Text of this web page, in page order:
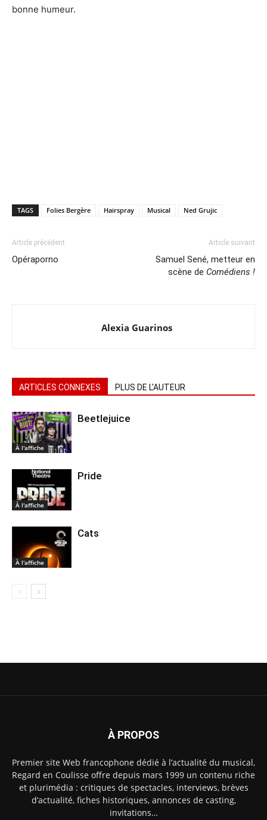
bonne humeur.
TAGS Folies Bergère Hairspray Musical Ned Grujic
Article précédent
Opéraporno
Article suivant
Samuel Sené, metteur en
scène de Comédiens !
Alexia Guarinos
ARTICLES CONNEXES PLUS DE L'AUTEUR
À l'affiche
Beetlejuice
À l'affiche
Pride
À l'affiche
Cats
À PROPOS
Premier site Web francophone dédié à l’actualité du musical,
Regard en Coulisse offre depuis mars 1999 un contenu riche
et plurimédia : critiques de spectacles, interviews, brèves
d’actualité, fiches historiques, annonces de casting,
invitations…